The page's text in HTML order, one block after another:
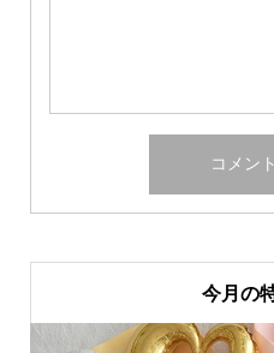
今月の